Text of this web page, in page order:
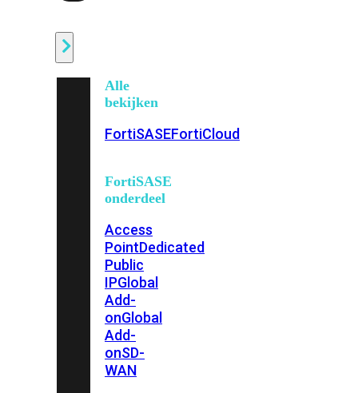
Alle
bekijken
FortiSASEFortiCloud
FortiSASE
onderdeel
Access
PointDedicated
Public
IPGlobal
Add-
onGlobal
Add-
onSD-
WAN